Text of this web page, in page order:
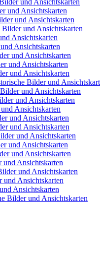
und Ansichtskarten
und Ansichtskarten
und Ansichtskarten
Ansichtskarten
Ansichtskarten
und Ansichtskarten
und Ansichtskarten
und Ansichtskarten
Bilder und
und Ansichtskarten
und Ansichtskarten
Ansichtskarten
und Ansichtskarten
und Ansichtskarten
und Ansichtskarten
und Ansichtskarten
und Ansichtskarten
Ansichtskarten
und Ansichtskarten
Ansichtskarten
Ansichtskarten
Bilder und Ansichtskarten